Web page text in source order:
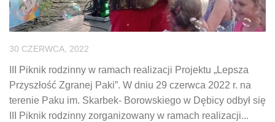
30 CZERWCA, 2022
III Piknik rodzinny w ramach realizacji Projektu „Lepsza
Przyszłość Zgranej Paki”. W dniu 29 czerwca 2022 r. na
terenie Paku im. Skarbek- Borowskiego w Dębicy odbył się
III Piknik rodzinny zorganizowany w ramach realizacji...